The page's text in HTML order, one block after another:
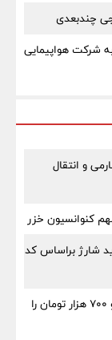
چندبعدی
رازی به شرکت هواپیمایی
و انتقال
شارژ براساس کد
قیمت طلا امروز ۱۵ مرداد ۱۴۰۵؛ طلا ۱۸ میلیون و ۷۰۰ هزار تومان را